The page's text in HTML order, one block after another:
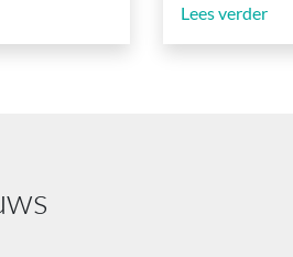
Lees verder